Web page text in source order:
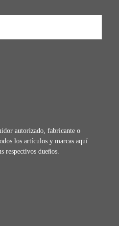
autorizado, fabricante o
los artículos y marcas aquí
respectivos dueños.